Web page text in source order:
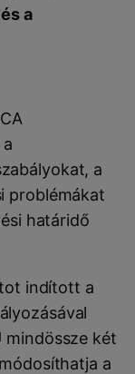
a
a
problémákat
határidő
indított a
mindössze két
a